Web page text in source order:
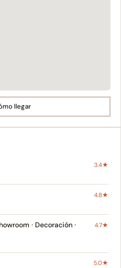
llegar
3.4★
4.8★
· Decoración ·
4.7★
5.0★